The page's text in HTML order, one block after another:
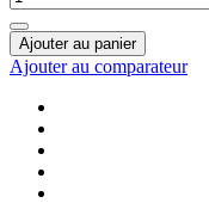
Ajouter au panier
Ajouter au comparateur